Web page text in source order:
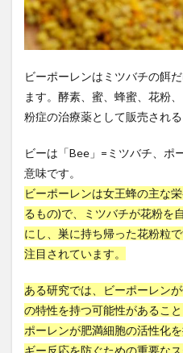
忍術
忍術学院 快
快適睡眠
思いやりの心
性機能障害
性欲低下
性病検査ＳＴＤチェッカー
息切れ
悪の中枢
悪玉コレステロール
情
情報セキュリティ
情報
情報セキュリティ対策
情報処理推進機構
情報資産管理
意味ネッ
意思決定の明確化
愛と
感情の波及効果
感情認
ビーポーレンはミツバチの餌
ます。酵素、蜜、蜂蜜、花粉
粉症の治療薬として販売される
ビーは「Bee」=ミツバチ、ポ
意味です。
ビーポーレンは女王蜂の主な
るもの)で、ミツバチが花粉を
にし、巣に持ち帰った花粉粒
注目されています。
ある研究では、ビーポーレン
の特性を持つ可能性があるこ
ポーレンが肥満細胞の活性化
ギー反応を防ぐための重要なス